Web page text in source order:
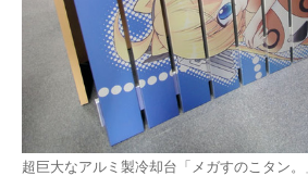
超巨大なアルミ製冷却台「メガすのこタン